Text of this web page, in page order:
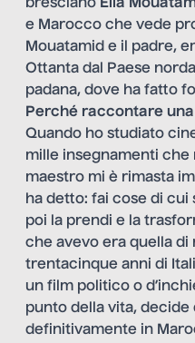
bresciano Elia
e Marocco che vede
Mouatamid e il padre,
Ottanta dal Paese
padana, dove ha fatto
Perché raccontare
Quando ho studiato
mille insegnamenti che
maestro mi è rimasta
ha detto: fai cose di cui
poi la prendi e la
che avevo era quella
trentacinque anni di
un film politico o
punto della vita, decide
definitivamente in